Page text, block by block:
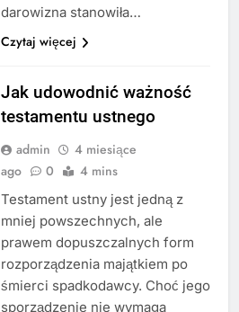
darowizna stanowiła…
Czytaj więcej
Jak udowodnić ważność
testamentu ustnego
admin
4 miesiące
ago
0 4 mins
Testament ustny jest jedną z
mniej powszechnych, ale
prawem dopuszczalnych form
rozporządzenia majątkiem po
śmierci spadkodawcy. Choć jego
sporządzenie nie wymaga